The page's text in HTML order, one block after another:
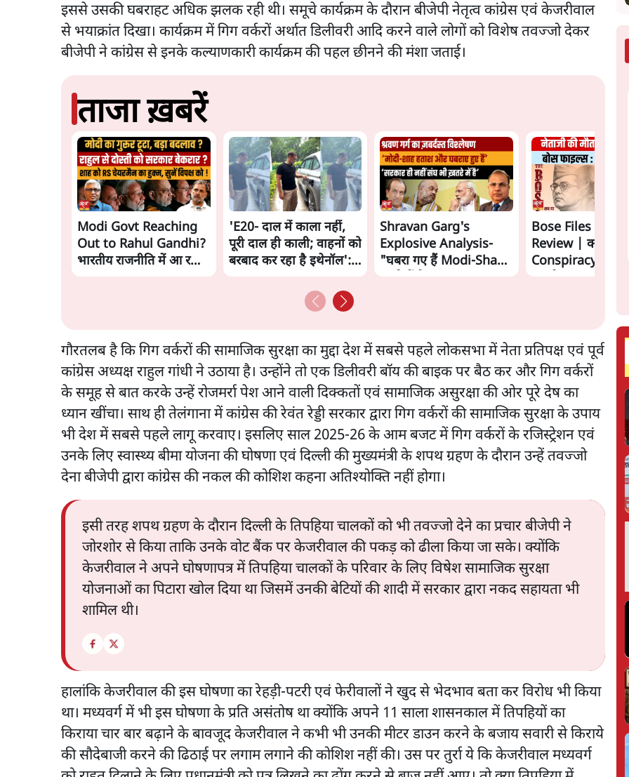
इससे उसकी घबराहट अधिक झलक रही थी। समूचे कार्यक्रम के दौरान बीजेपी नेतृत्व कांग्रेस एवं केजरीवाल
से भयाक्रांत दिखा। कार्यक्रम में गिग वर्करों अर्थात डिलीवरी आदि करने वाले लोगों को विशेष तवज्जो देकर
बीजेपी ने कांग्रेस से इनके कल्याणकारी कार्यक्रम की पहल छीनने की मंशा जताई।
ताजा ख़बरें
Modi Govt Reaching
Out to Rahul Gandhi?
भारतीय राजनीति में आ रहा
'E20- दाल में काला नहीं,
पूरी दाल ही काली; वाहनों को
बरबाद कर रहा है इथेनॉल':
Shravan Garg's
Explosive Analysis-
"घबरा गए हैं Modi-Shah,
Bose Files Film
Review | क्या
Conspiracy का
गौरतलब है कि गिग वर्करों की सामाजिक सुरक्षा का मुद्दा देश में सबसे पहले लोकसभा में नेता प्रतिपक्ष एवं पूर्व
कांग्रेस अध्यक्ष राहुल गांधी ने उठाया है। उन्होंने तो एक डिलीवरी बाॅय की बाइक पर बैठ कर और गिग वर्करों
के समूह से बात करके उन्हें रोजमर्रा पेश आने वाली दिक्कतों एवं सामाजिक असुरक्षा की ओर पूरे देष का
ध्यान खींचा। साथ ही तेलंगाना में कांग्रेस की रेवंत रेड्डी सरकार द्वारा गिग वर्करों की सामाजिक सुरक्षा के उपाय
भी देश में सबसे पहले लागू करवाए। इसलिए साल 2025-26 के आम बजट में गिग वर्करों के रजिस्ट्रेशन एवं
उनके लिए स्वास्थ्य बीमा योजना की घोषणा एवं दिल्ली की मुख्यमंत्री के शपथ ग्रहण के दौरान उन्हें तवज्जो
देना बीजेपी द्वारा कांग्रेस की नकल की कोशिश कहना अतिश्योक्ति नहीं होगा।
इसी तरह शपथ ग्रहण के दौरान दिल्ली के तिपहिया चालकों को भी तवज्जो देने का प्रचार बीजेपी ने
जोरशोर से किया ताकि उनके वोट बैंक पर केजरीवाल की पकड़ को ढीला किया जा सके। क्योंकि
केजरीवाल ने अपने घोषणापत्र में तिपहिया चालकों के परिवार के लिए विषेश सामाजिक सुरक्षा
योजनाओं का पिटारा खोल दिया था जिसमें उनकी बेटियों की शादी में सरकार द्वारा नकद सहायता भी
शामिल थी।
हालांकि केजरीवाल की इस घोषणा का रेहड़ी-पटरी एवं फेरीवालों ने खुद से भेदभाव बता कर विरोध भी किया
था। मध्यवर्ग में भी इस घोषणा के प्रति असंतोष था क्योंकि अपने 11 साला शासनकाल में तिपहियों का
किराया चार बार बढ़ाने के बावजूद केजरीवाल ने कभी भी उनकी मीटर डाउन करने के बजाय सवारी से किराये
की सौदेबाजी करने की ढिठाई पर लगाम लगाने की कोशिश नहीं की। उस पर तुर्रा ये कि केजरीवाल मध्यवर्ग